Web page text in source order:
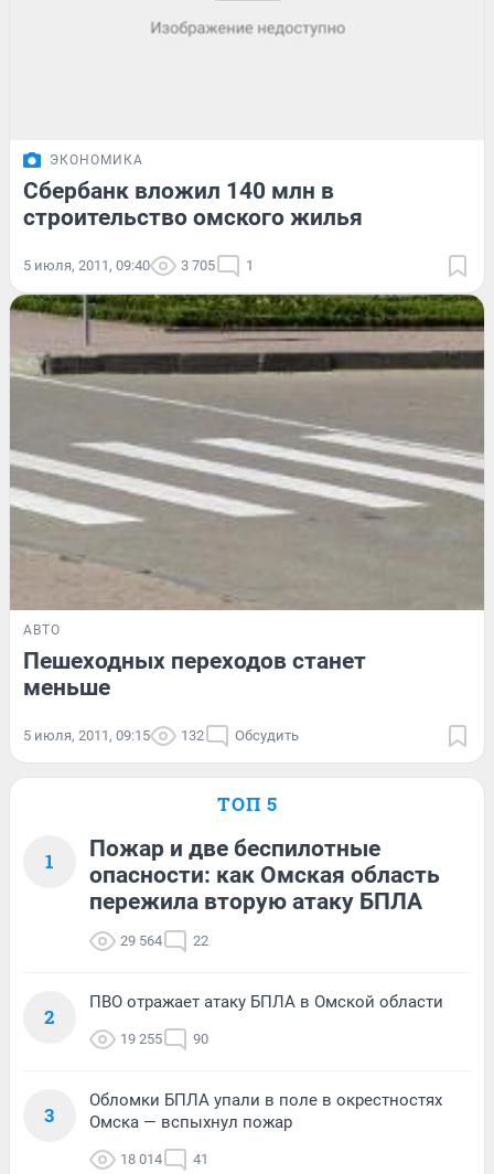
ЭКОНОМИКА
Сбербанк вложил 140 млн в
строительство омского жилья
5 июля, 2011, 09:40 3 705 1
АВТО
Пешеходных переходов станет
меньше
5 июля, 2011, 09:15 132 Обсудить
ТОП 5
1
Пожар и две беспилотные
опасности: как Омская область
пережила вторую атаку БПЛА
29 564 22
2
ПВО отражает атаку БПЛА в Омской области
19 255 90
3
Обломки БПЛА упали в поле в окрестностях
Омска — вспыхнул пожар
18 014 41